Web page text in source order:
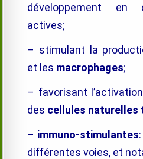
développement en
actives;
– stimulant la
et les macrophages;
– favorisant
des cellules naturelles
– immuno-stimulantes
différentes voies, et